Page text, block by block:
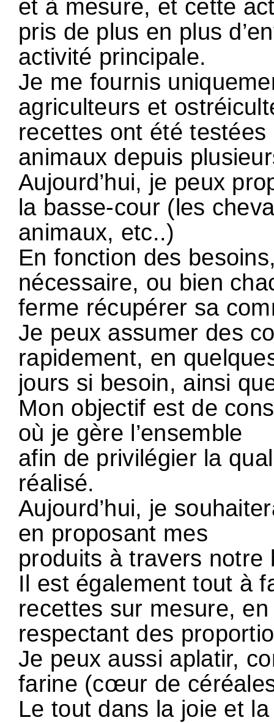
et à mesure, et cette
pris de plus en plus
activité principale.
Je me fournis
agriculteurs et
recettes ont été
animaux depuis
Aujourd’hui, je peux
la basse-cour (les
animaux, etc..)
En fonction des
nécessaire, ou bien
ferme récupérer sa
Je peux assumer des
rapidement, en
jours si besoin, ainsi
Mon objectif est de
où je gère l’ensemble
afin de privilégier la
réalisé.
Aujourd’hui, je
en proposant mes
produits à travers notre
Il est également tout à
recettes sur mesure, en
respectant des
Je peux aussi aplatir,
farine (cœur de
Le tout dans la joie et